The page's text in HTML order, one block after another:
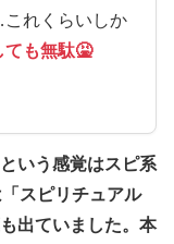
れくらいしか
ても無駄🤮
いう感覚はスピ系
スピリチュアル
出ていました。本